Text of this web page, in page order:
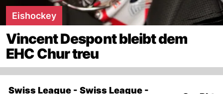
Eishockey
Vincent Despont bleibt dem
EHC Chur treu
Swiss League - Swiss League -